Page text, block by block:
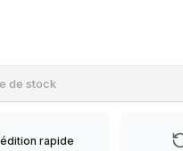
de stock
rapide